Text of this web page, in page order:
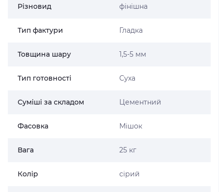
Різновид фінішна
Тип фактури Гладка
Товщина шару 1,5-5 мм
Тип готовності Суха
Суміші за складом Цементний
Фасовка Мішок
Вага 25 кг
Колір сірий